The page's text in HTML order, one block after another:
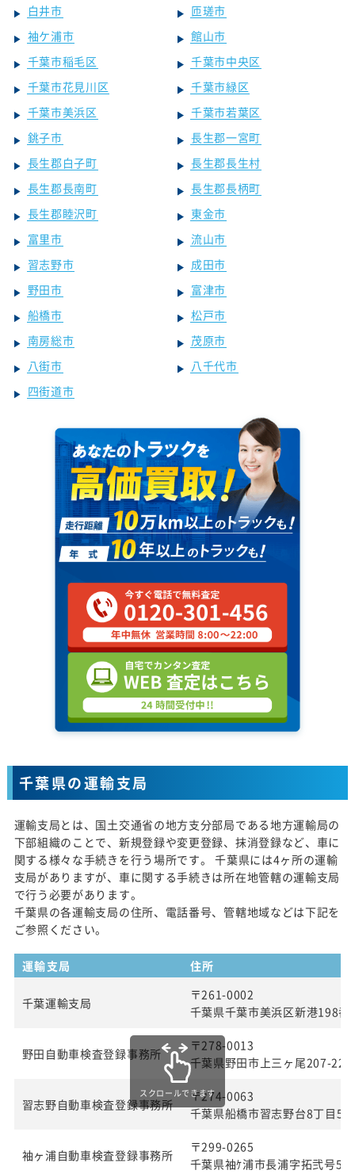
白井市
匝瑳市
袖ケ浦市
館山市
千葉市稲毛区
千葉市中央区
千葉市花見川区
千葉市緑区
千葉市美浜区
千葉市若葉区
銚子市
長生郡一宮町
長生郡白子町
長生郡長生村
長生郡長南町
長生郡長柄町
長生郡睦沢町
東金市
富里市
流山市
習志野市
成田市
野田市
富津市
船橋市
松戸市
南房総市
茂原市
八街市
八千代市
四街道市
千葉県の運輸支局
運輸支局とは、国土交通省の地方支分部局である地方運輸局の
下部組織のことで、新規登録や変更登録、抹消登録など、車に
関する様々な手続きを行う場所です。 千葉県には4ヶ所の運輸
支局がありますが、車に関する手続きは所在地管轄の運輸支局
で行う必要があります。
千葉県の各運輸支局の住所、電話番号、管轄地域などは下記を
ご参照ください。
運輸支局 住所
千葉運輸支局
〒261-0002
千葉県千葉市美浜区新港198番
野田自動車検査登録事務所
〒278-0013
千葉県野田市上三ヶ尾207-22
習志野自動車検査登録事務所
〒274-0063
千葉県船橋市習志野台8丁目57
袖ヶ浦自動車検査登録事務所
〒299-0265
千葉県袖ｹ浦市長浦字拓弐号
スクロールできます